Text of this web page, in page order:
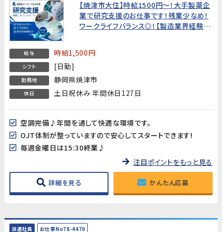
【焼津市大住】時給1500円～！大手製薬企
業で研究支援のお仕事です！残業少なめ！
ワークライフバランス◎！【製造業界経験の
給与 時給1,500円
シフト [日勤]
勤務地 静岡県焼津市
休日 土日祝休み 年間休日127日
空調完備♪年間を通して快適な環境です。
OJT体制が整っていますので安心してスタートできます!
毎週金曜日は15:30終業♪
注目ポイントをもっと見る
詳細を見る かんたん応募
派遣社員 お仕事No78-4470